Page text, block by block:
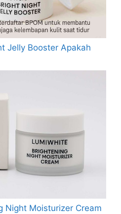
Jelly Booster Apakah
Night Moisturizer Cream